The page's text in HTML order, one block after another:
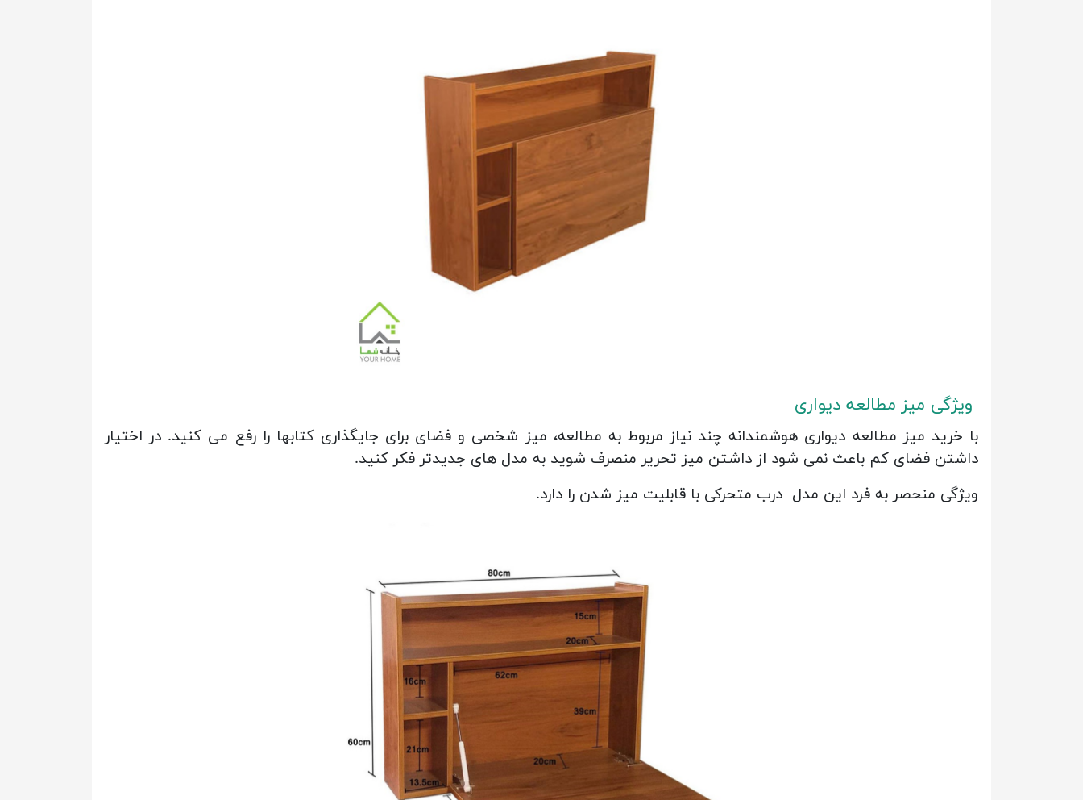
ویژگی میز مطالعه دیواری
با خرید میز مطالعه دیواری هوشمندانه چند نیاز مربوط به مطالعه، میز شخصی و فضای برای جایگذاری کتابها را رفع می کنید. در اختیار
داشتن فضای کم باعث نمی شود از داشتن میز تحریر منصرف شوید به مدل های جدیدتر فکر کنید.
ویژگی منحصر به فرد این مدل درب متحرکی با قابلیت میز شدن را دارد.